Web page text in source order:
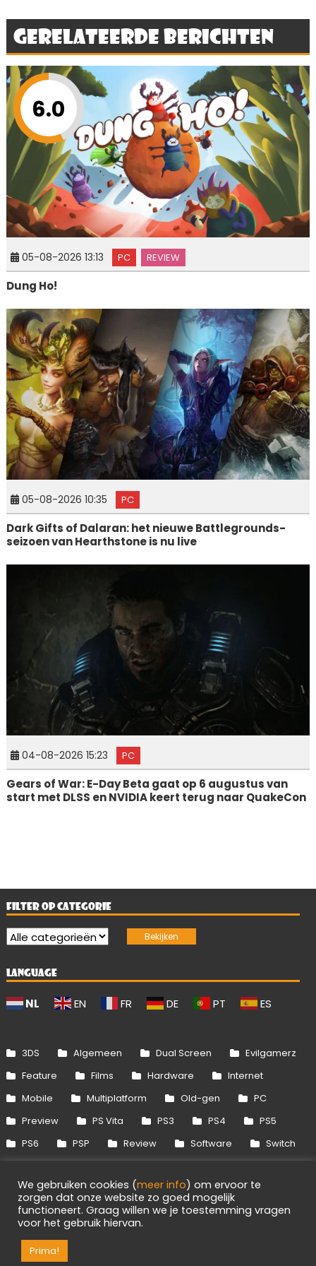
Gerelateerde berichten
6.0
05-08-2026 13:13 PC REVIEW
Dung Ho!
05-08-2026 10:35 PC
Dark Gifts of Dalaran: het nieuwe Battlegrounds-
seizoen van Hearthstone is nu live
04-08-2026 15:23 PC
Gears of War: E-Day Beta gaat op 6 augustus van
start met DLSS en NVIDIA keert terug naar QuakeCon
FILTER OP CATEGORIE
LANGUAGE
NL EN FR DE PT ES
3DS Algemeen Dual Screen
Evilgamerz
Feature
Films Hardware
Internet
Mobile
Multiplatform Old-gen
PC
Preview
PS Vita PS3 PS4
PS5
PS6
PSP Review Software
Switch
Xbox 360
Xbox One Xbox Series
We gebruiken cookies (meer info) om ervoor te
zorgen dat onze website zo goed mogelijk
functioneert. Graag willen we je toestemming vragen
voor het gebruik hiervan.
Prima!